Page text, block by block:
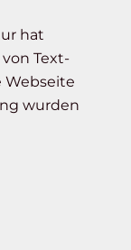
hat
Text-
wurden